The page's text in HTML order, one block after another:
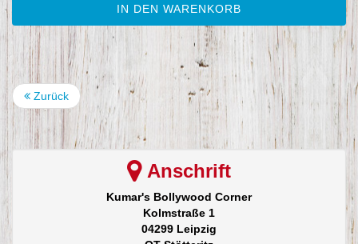
IN DEN WARENKORB
Zurück
Anschrift
Kumar's Bollywood Corner
Kolmstraße 1
04299 Leipzig